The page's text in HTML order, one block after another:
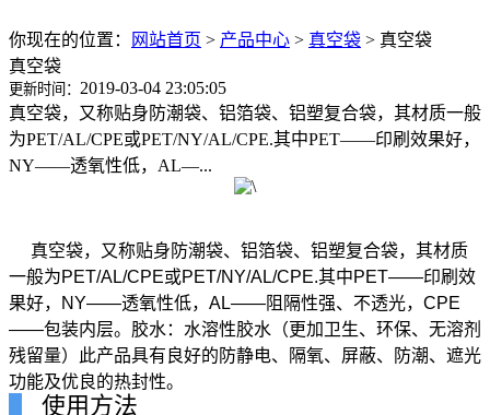
你现在的位置： 网站首页 > 产品中心 > 真空袋 > 真空袋
真空袋
更新时间： 2019-03-04 23:05:05
真空袋，又称贴身防潮袋、铝箔袋、铝塑复合袋，其材质一般
为PET/AL/CPE或PET/NY/AL/CPE.其中PET——印刷效果好，
NY——透氧性低，AL—...
真空袋，又称贴身防潮袋、铝箔袋、铝塑复合袋，其材质
一般为PET/AL/CPE或PET/NY/AL/CPE.其中PET——印刷效
果好，NY——透氧性低，AL——阻隔性强、不透光，CPE
——包装内层。胶水：水溶性胶水（更加卫生、环保、无溶剂
残留量）此产品具有良好的防静电、隔氧、屏蔽、防潮、遮光
功能及优良的热封性。
使用方法